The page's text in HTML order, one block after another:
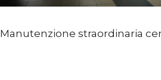
Manutenzione straordinaria